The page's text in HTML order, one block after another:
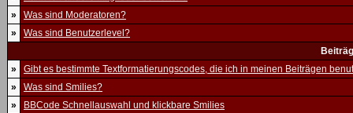
»
Was sind Moderatoren?
»
Was sind Benutzerlevel?
»
Gibt es bestimmte Textformatierungscodes, die ich in meinen Beiträgen
»
Was sind Smilies?
»
BBCode Schnellauswahl und klickbare Smilies